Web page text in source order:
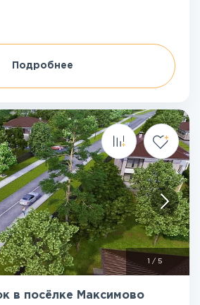
Подробнее
/ 5
в посёлке Максимово